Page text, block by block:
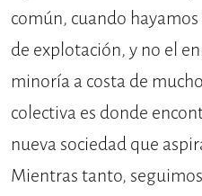
común, cuando
de explotación, y no el
minoría a costa de
colectiva es donde
nueva sociedad que
Mientras tanto,